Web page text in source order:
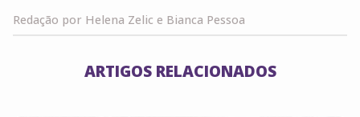
Redação por Helena Zelic e Bianca Pessoa
ARTIGOS RELACIONADOS